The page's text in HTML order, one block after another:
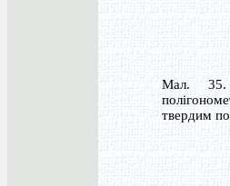
Мал. 35.
твердим